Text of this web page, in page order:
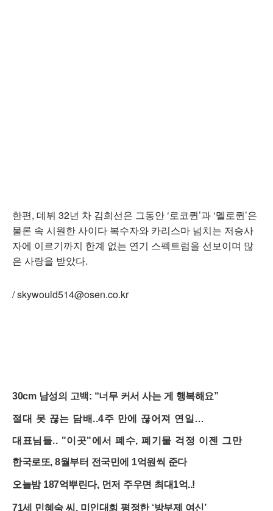
한편, 데뷔 32년 차 김희선은 그동안 ‘로코퀸’과 ‘멜로퀸’은
물론 속 시원한 사이다 복수자와 카리스마 넘치는 저승사
자에 이르기까지 한계 없는 연기 스펙트럼을 선보이며 많
은 사랑을 받았다.
/ skywould514@osen.co.kr